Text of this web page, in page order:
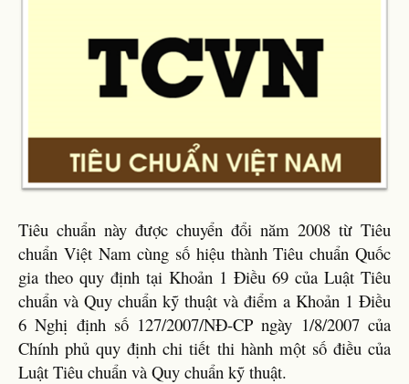
Tiêu chuẩn này được chuyển đổi năm 2008 từ Tiêu
chuẩn Việt Nam cùng số hiệu thành Tiêu chuẩn Quốc
gia theo quy định tại Khoản 1 Điều 69 của Luật Tiêu
chuẩn và Quy chuẩn kỹ thuật và điểm a Khoản 1 Điều
6 Nghị định số 127/2007/NĐ-CP ngày 1/8/2007 của
Chính phủ quy định chi tiết thi hành một số điều của
Luật Tiêu chuẩn và Quy chuẩn kỹ thuật.